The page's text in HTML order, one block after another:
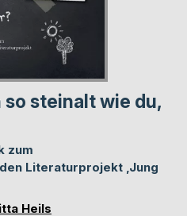
steinalt wie du,
zum
Literaturprojekt ‚Jung
Heils